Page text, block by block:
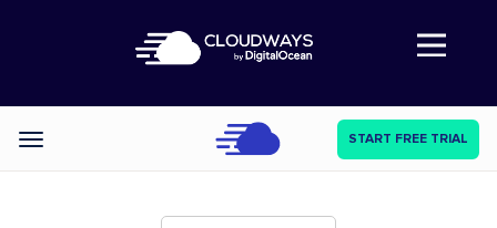
Abre a navegação
Categories START FREE TRIAL